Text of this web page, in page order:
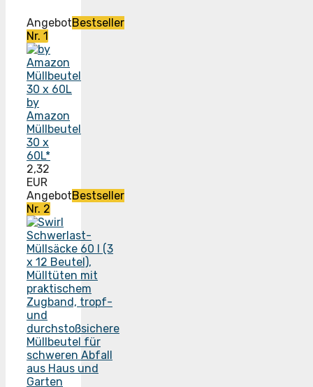
AngebotBestseller
Nr. 1
by
Amazon
Müllbeutel
30 x
60L*
2,32
EUR
AngebotBestseller
Nr. 2